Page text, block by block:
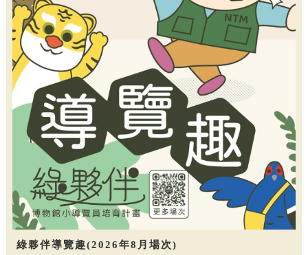
綠夥伴導覽趣(2026年8月場次)